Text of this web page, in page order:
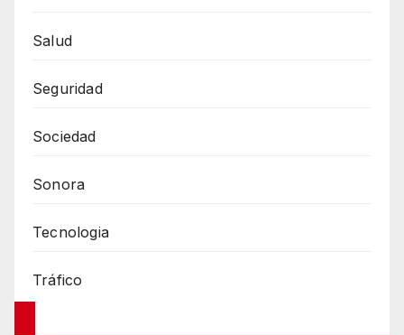
Salud
Seguridad
Sociedad
Sonora
Tecnologia
Tráfico